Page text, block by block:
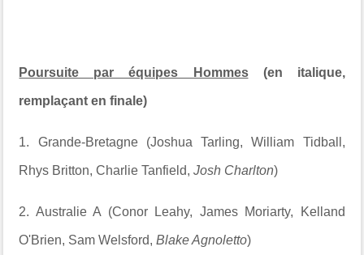
Poursuite par équipes Hommes(en italique,
remplaçant en finale)
1. Grande-Bretagne (Joshua Tarling, William Tidball,
Rhys Britton, Charlie Tanfield,Josh Charlton)
2. Australie A (Conor Leahy, James Moriarty, Kelland
O'Brien, Sam Welsford,Blake Agnoletto)